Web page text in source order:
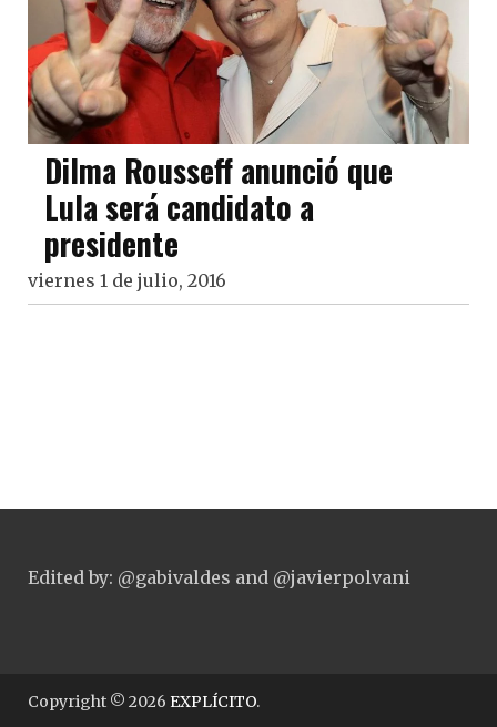
Dilma Rousseff anunció que
Lula será candidato a
presidente
viernes 1 de julio, 2016
Edited by: @gabivaldes and @javierpolvani
Copyright © 2026 EXPLÍCITO.